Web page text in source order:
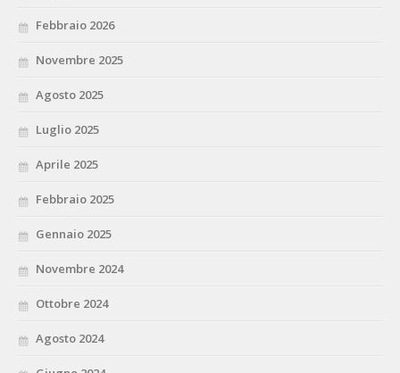
Febbraio 2026
Novembre 2025
Agosto 2025
Luglio 2025
Aprile 2025
Febbraio 2025
Gennaio 2025
Novembre 2024
Ottobre 2024
Agosto 2024